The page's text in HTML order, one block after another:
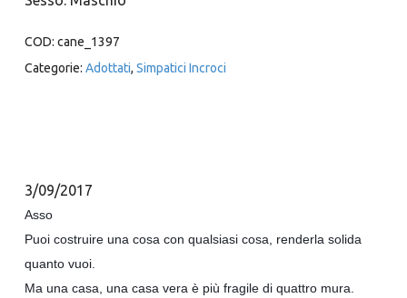
COD: cane_1397
Categorie: Adottati, Simpatici Incroci
3/09/2017
Asso
Puoi costruire una cosa con qualsiasi cosa, renderla solida
quanto vuoi.
Ma una casa, una casa vera è più fragile di quattro mura.